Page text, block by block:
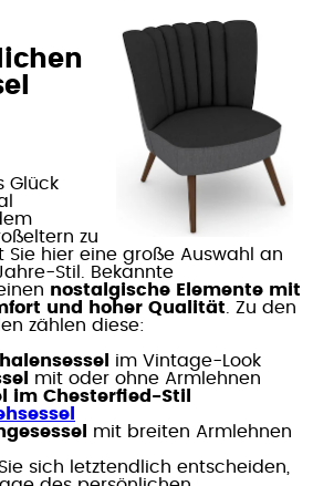
Glück
zu
hier eine große Auswahl an
Stil. Bekannte
nostalgische Elemente mit
und hoher Qualität . Zu den
zählen diese:
im Vintage-Look
mit oder ohne Armlehnen
im Chesterfied-Stil
mit breiten Armlehnen
sich letztendlich entscheiden,